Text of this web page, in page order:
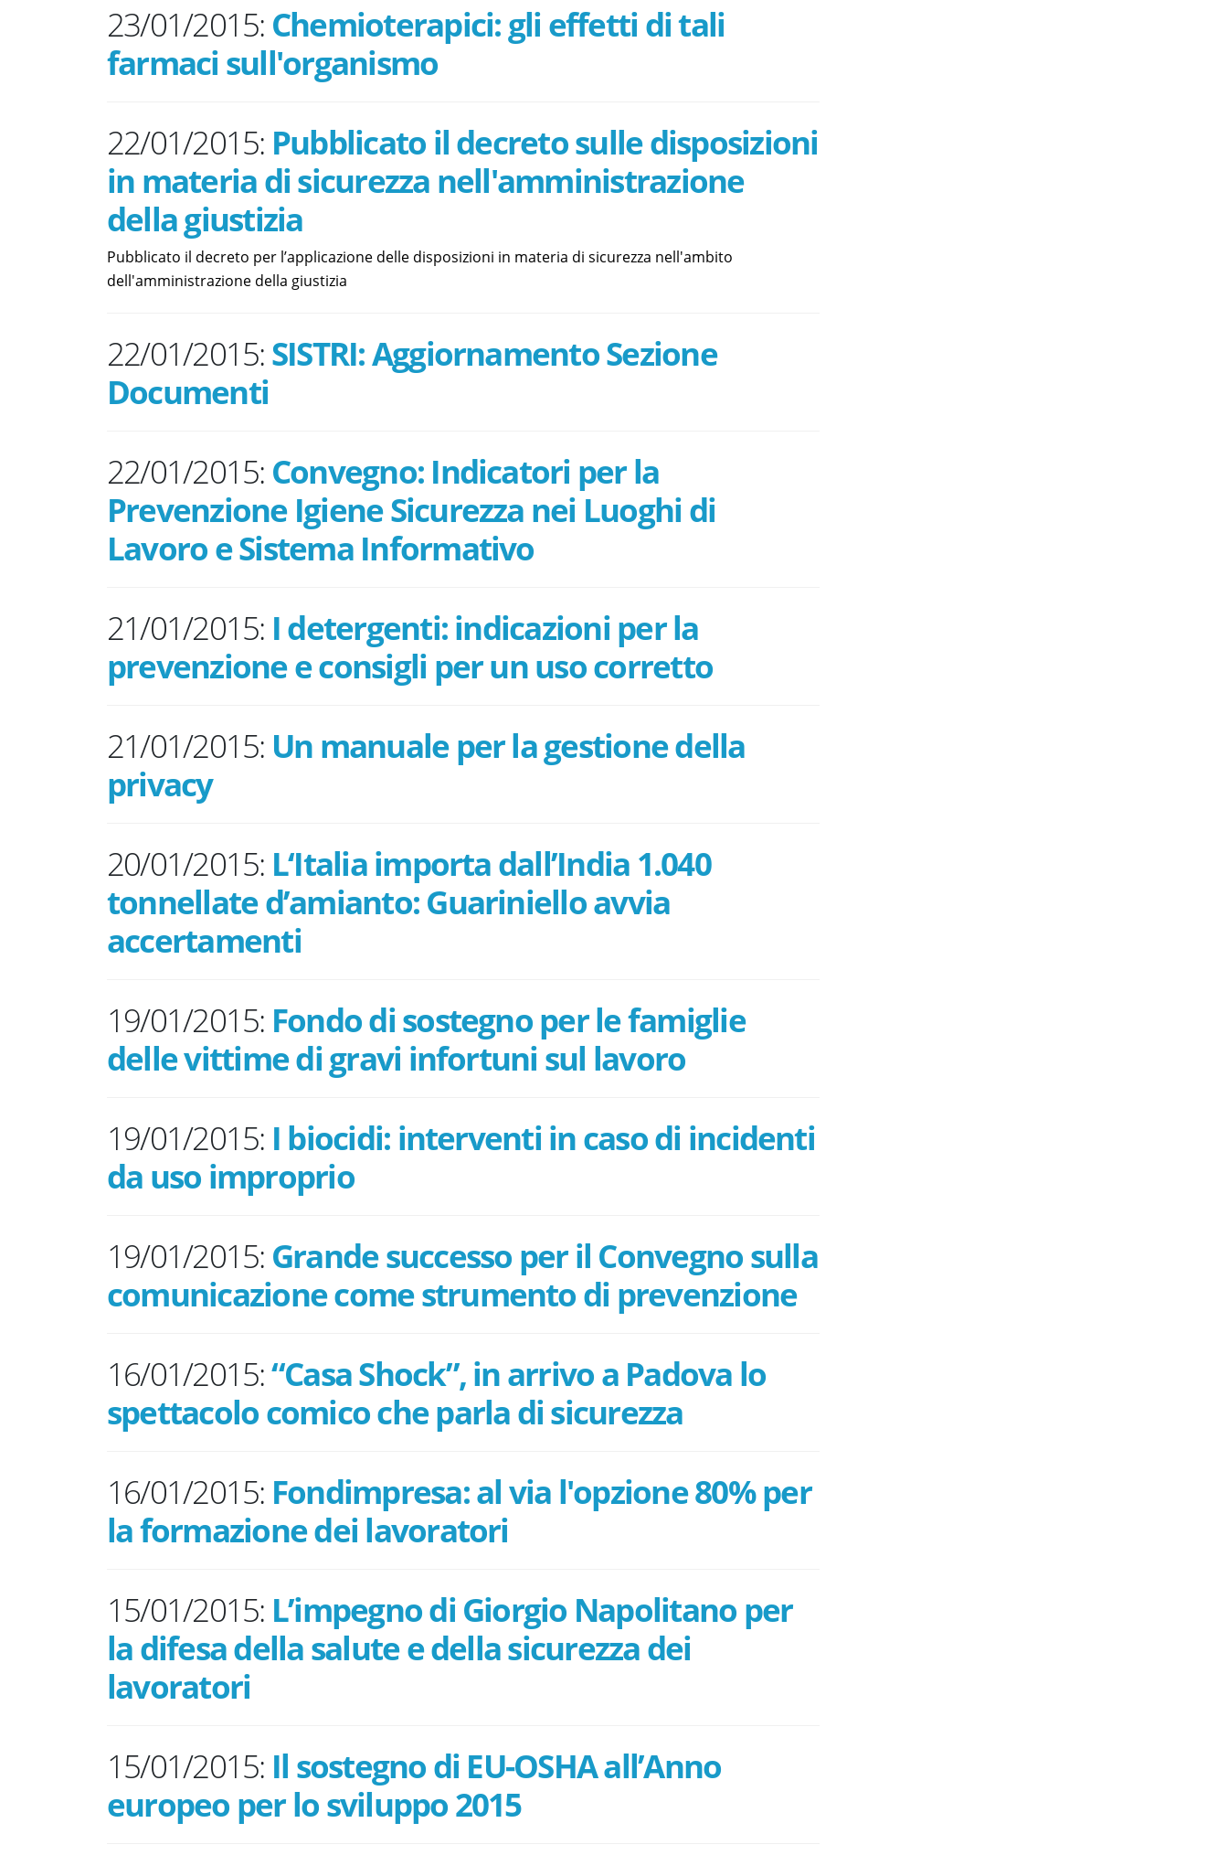
23/01/2015: Chemioterapici: gli effetti di tali
farmaci sull'organismo
22/01/2015: Pubblicato il decreto sulle disposizioni
in materia di sicurezza nell'amministrazione
della giustizia
Pubblicato il decreto per l’applicazione delle disposizioni in materia di sicurezza nell'ambito
dell'amministrazione della giustizia
22/01/2015:SISTRI: Aggiornamento Sezione
Documenti
22/01/2015: Convegno: Indicatori per la
Prevenzione Igiene Sicurezza nei Luoghi di
Lavoro e Sistema Informativo
21/01/2015: I detergenti: indicazioni per la
prevenzione e consigli per un uso corretto
21/01/2015: Un manuale per la gestione della
privacy
20/01/2015: L‘Italia importa dall’India 1.040
tonnellate d’amianto: Guariniello avvia
accertamenti
19/01/2015: Fondo di sostegno per le famiglie
delle vittime di gravi infortuni sul lavoro
19/01/2015: I biocidi: interventi in caso di incidenti
da uso improprio
19/01/2015: Grande successo per il Convegno sulla
comunicazione come strumento di prevenzione
16/01/2015:“Casa Shock”, in arrivo a Padova lo
spettacolo comico che parla di sicurezza
16/01/2015: Fondimpresa: al via l'opzione 80% per
la formazione dei lavoratori
15/01/2015: L’impegno di Giorgio Napolitano per
la difesa della salute e della sicurezza dei
lavoratori
15/01/2015: Il sostegno di EU-OSHA all’Anno
europeo per lo sviluppo 2015